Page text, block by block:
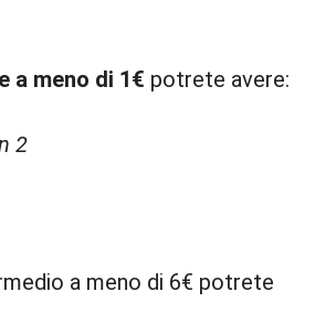
a meno di 1€ potrete avere:
2
a meno di 6€ potrete